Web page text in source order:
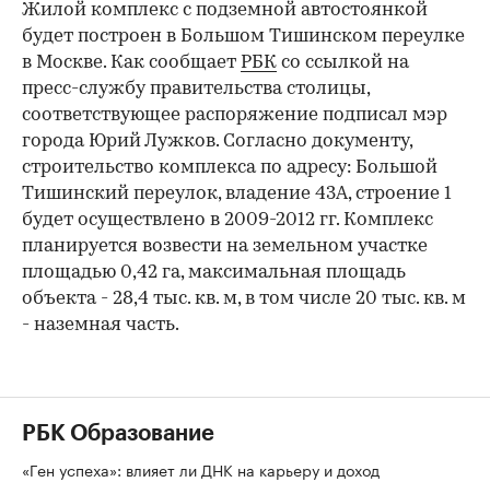
Жилой комплекс с подземной автостоянкой
будет построен в Большом Тишинском переулке
в Москве. Как сообщает РБК со ссылкой на
пресс-службу правительства столицы,
соответствующее распоряжение подписал мэр
города Юрий Лужков. Согласно документу,
строительство комплекса по адресу: Большой
Тишинский переулок, владение 43А, строение 1
будет осуществлено в 2009-2012 гг. Комплекс
планируется возвести на земельном участке
площадью 0,42 га, максимальная площадь
объекта - 28,4 тыс. кв. м, в том числе 20 тыс. кв. м
- наземная часть.
РБК Образование
«Ген успеха»: влияет ли ДНК на карьеру и доход